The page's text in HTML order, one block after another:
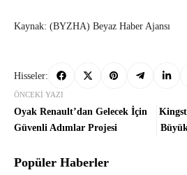
Kaynak: (BYZHA) Beyaz Haber Ajansı
Hisseler:
ÖNCEKI YAZI
Oyak Renault’dan Gelecek İçin
Güvenli Adımlar Projesi
Popüler Haberler